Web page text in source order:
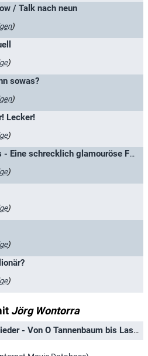
/ Talk nach neun
)
)
sowas?
)
Lecker!
)
Die Geissens - Eine schrecklich glamouröse Familie!
)
)
)
)
Jörg Wontorra
Die schönsten Weihnachtslieder - Von O Tannenbaum bis Last Christmas